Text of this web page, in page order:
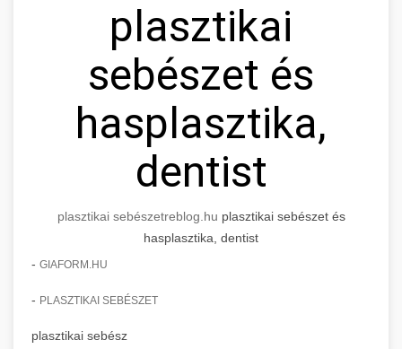
plasztikai
sebészet és
hasplasztika,
dentist
plasztikai sebészetreblog.hu plasztikai sebészet és
hasplasztika, dentist
- GIAFORM.HU
- PLASZTIKAI SEBÉSZET
plasztikai sebész